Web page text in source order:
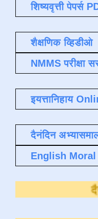
शिष्यवृत्ती पेपर्स
शैक्षणिक व्हिडीओ
NMMS परीक्षा
इयत्तानिहाय
दैनंदिन
English